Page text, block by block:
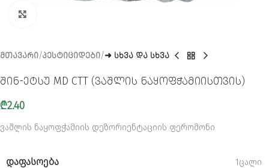
ᲛᲗᲐᲕᲐᲠᲘ ᲞᲔᲡᲢᲘᲪᲘᲓᲔᲑᲘ ➜ ᲡᲮᲕᲐ ᲓᲐ ᲡᲮᲕᲐ
შინ-ეტსუ MD CTT (ვაშლის ნაყოფჭამიისთვის)
₾2.40
ვაშლის ნაყოფჭამიის დეზორიენტაციის ფერომონი
ᲓᲐᲤᲐᲡᲝᲔᲑᲐ 1ცალი